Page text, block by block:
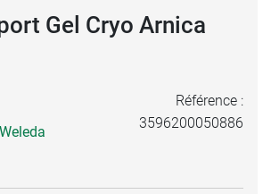
Gel Cryo Arnica
Référence :
3596200050886